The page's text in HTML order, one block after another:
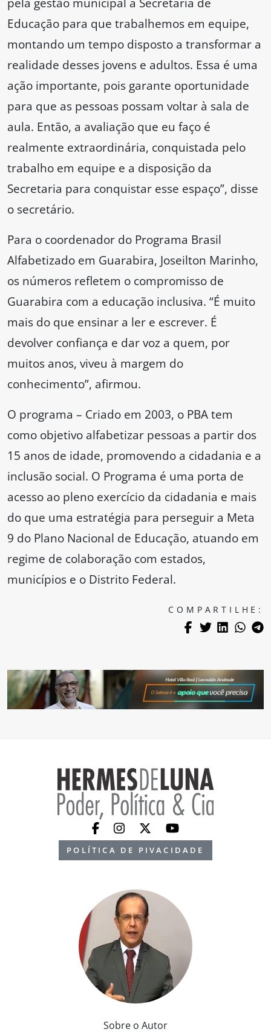
Educação para que trabalhemos em equipe,
montando um tempo disposto a transformar a
realidade desses jovens e adultos. Essa é uma
ação importante, pois garante oportunidade
para que as pessoas possam voltar à sala de
aula. Então, a avaliação que eu faço é
realmente extraordinária, conquistada pelo
trabalho em equipe e a disposição da
Secretaria para conquistar esse espaço”, disse
o secretário.
Para o coordenador do Programa Brasil
Alfabetizado em Guarabira, Joseilton Marinho,
os números refletem o compromisso de
Guarabira com a educação inclusiva. “É muito
mais do que ensinar a ler e escrever. É
devolver confiança e dar voz a quem, por
muitos anos, viveu à margem do
conhecimento”, afirmou.
O programa – Criado em 2003, o PBA tem
como objetivo alfabetizar pessoas a partir dos
15 anos de idade, promovendo a cidadania e a
inclusão social. O Programa é uma porta de
acesso ao pleno exercício da cidadania e mais
do que uma estratégia para perseguir a Meta
9 do Plano Nacional de Educação, atuando em
regime de colaboração com estados,
municípios e o Distrito Federal.
COMPARTILHE:
POLÍTICA DE PIVACIDADE
Sobre o Autor